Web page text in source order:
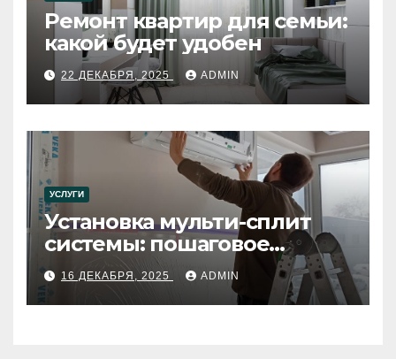
Ремонт квартир для семьи:
какой будет удобен
22 ДЕКАБРЯ, 2025 ADMIN
УСЛУГИ
Установка мульти-сплит
системы: пошаговое
руководство
16 ДЕКАБРЯ, 2025 ADMIN